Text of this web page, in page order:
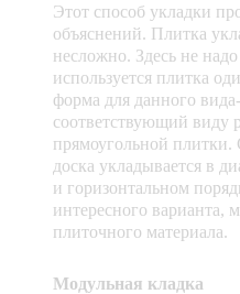
Этот способ укладки
объяснений. Плитка
несложно. Здесь не
используется плитка
форма для данного
соответствующий виду
прямоугольной плитки.
доска укладывается в
и горизонтальном
интересного варианта,
плиточного материала.
Модульная кладка